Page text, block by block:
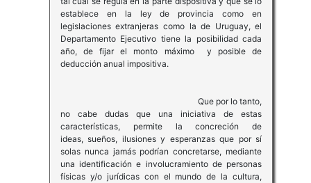
establece en la ley de provincia como en
legislaciones extranjeras como la de Uruguay, el
Departamento Ejecutivo tiene la posibilidad cada
año, de fijar el monto máximo y posible de
deducción anual impositiva.
Que por lo tanto,
no cabe dudas que una iniciativa de estas
características, permite la concreción de
ideas, sueños, ilusiones y esperanzas que por sí
solas nunca jamás podrían concretarse, mediante
una identificación e involucramiento de personas
físicas y/o jurídicas con el mundo de la cultura,